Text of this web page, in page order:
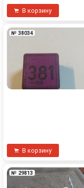
В корзину
№ 38034
В корзину
№ 29813